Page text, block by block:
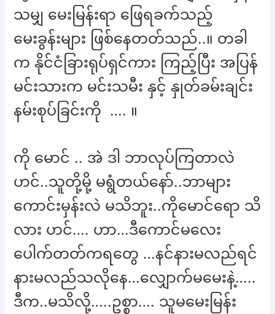
သမျှ မေးမြန်းရာ ဖြေရခက်သည့်
မေးခွန်းများ ဖြစ်နေတတ်သည်..။ တခါ
က နိုင်ငံခြားရုပ်ရှင်ကား ကြည့်ပြီး အပြန်
မင်းသားက မင်းသမီး နှင့် နှုတ်ခမ်းချင်း
နမ်းစုပ်ခြင်းကို …. ။
ကို မောင် .. အဲ ဒါ ဘာလုပ်ကြတာလဲ
ဟင်..သူတို့မို့ မရွံတယ်နော်..ဘာများ
ကောင်းမှန်းလဲ မသိဘူး..ကိုမောင်ရော သိ
လား ဟင်…. ဟာ…ဒီကောင်မလေး
ပေါက်တတ်ကရတွေ …နင်နားမလည်ရင်
နားမလည်သလိုနေ…လျှောက်မမေးနဲ့…..
ဒီက..မသိလို့…..ဥစ္စာ…. သူမမေးမြန်း